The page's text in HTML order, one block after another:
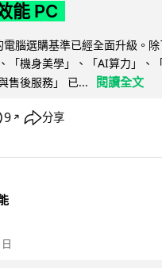
能 PC
腦選購基準已經全面升級。
「機身美學」、「AI算力」、
售後服務」 已...
閱讀全文
9 ↗ 分享